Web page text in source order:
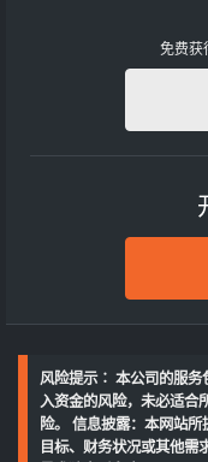
免费获
风险提示∶ 本公司的服务
入资金的风险，未必适合
险。 信息披露：本网站
目标、财务状况或其他需